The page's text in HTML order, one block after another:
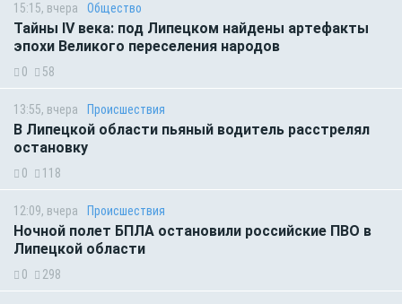
15:15, вчера Общество
Тайны IV века: под Липецком найдены артефакты
эпохи Великого переселения народов
0 58
13:55, вчера Происшествия
В Липецкой области пьяный водитель расстрелял
остановку
0 118
12:09, вчера Происшествия
Ночной полет БПЛА остановили российские ПВО в
Липецкой области
0 298